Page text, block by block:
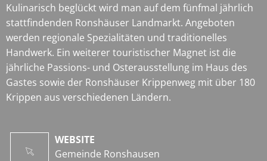
Kulinarisch beglückt wird man auf dem fünfmal jährlich
stattfindenden Ronshäuser Landmarkt. Angeboten
werden regionale Spezialitäten und traditionelles
Handwerk. Ein weiterer touristischer Magnet ist die
jährliche Passions- und Osterausstellung im Haus des
Gastes sowie der Ronshäuser Krippenweg mit über 180
Krippen aus verschiedenen Ländern.
WEBSITE
Gemeinde Ronshausen